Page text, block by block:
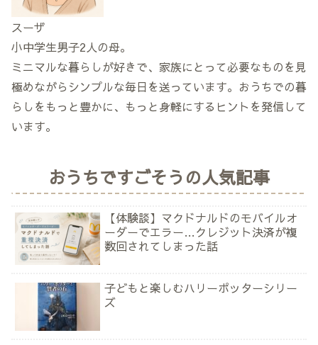
スーザ
小中学生男子2人の母。
ミニマルな暮らしが好きで、家族にとって必要なものを見
極めながらシンプルな毎日を送っています。おうちでの暮
らしをもっと豊かに、もっと身軽にするヒントを発信して
います。
おうちですごそうの人気記事
【体験談】マクドナルドのモバイルオ
ーダーでエラー…クレジット決済が複
数回されてしまった話
子どもと楽しむハリーポッターシリー
ズ